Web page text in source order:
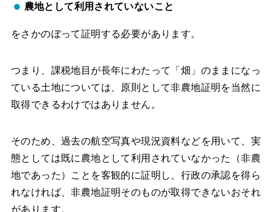
農地として利用されていないこと
をさかのぼって証明する必要があります。
つまり、課税地目が長年にわたって「畑」のままになっ
ている土地については、原則として非農地証明を当然に
取得できるわけではありません。
そのため、過去の航空写真や現況資料などを用いて、実
態としては既に農地として利用されていなかった（非農
地であった）ことを客観的に証明し、行政の承認を得ら
れなければ、非農地証明そのものが取得できないおそれ
があります。